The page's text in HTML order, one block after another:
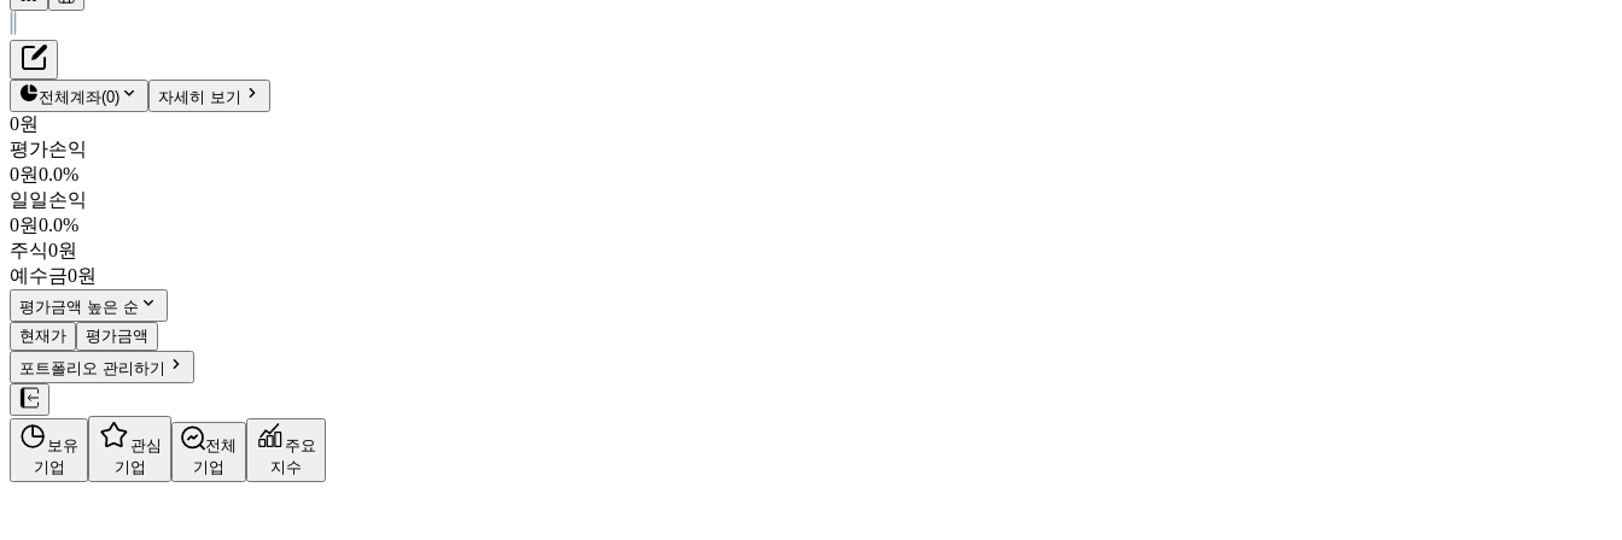
루미르
6,180원
474170
KOSDAQ
시가총액
PBR1.80
PER268.31
fPER 71.04
배당수익률-
자사주비율-
결산월12월
사업정보
더보기
재무정보
펀더멘탈
밸류에이션
주주환원
컨센서스
주식정보
전체계좌(0) 자세히 보기
0원
평가손익
0원0.0%
일일손익
0원0.0%
주식0원
예수금0원
평가금액 높은 순
현재가
평가금액
포트폴리오 관리하기
보유
기업
관심
기업
전체
기업
주요
지수